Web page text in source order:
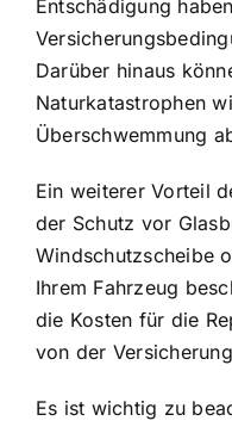
Entschädigung
Darüber hinaus
Naturkatastrophen
Überschwemmung
Ein weiterer Vorteil
der Schutz vor
Windschutzscheibe
Ihrem Fahrzeug
die Kosten für die
von der
Es ist wichtig zu